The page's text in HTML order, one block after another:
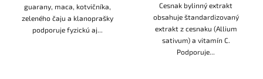
guarany, maca, kotvičníka,
zeleného čaju a klanoprašky
podporuje fyzickú aj...
Cesnak bylinný extrakt
obsahuje štandardizovaný
extrakt z cesnaku (Allium
sativum) a vitamín C.
Podporuje...